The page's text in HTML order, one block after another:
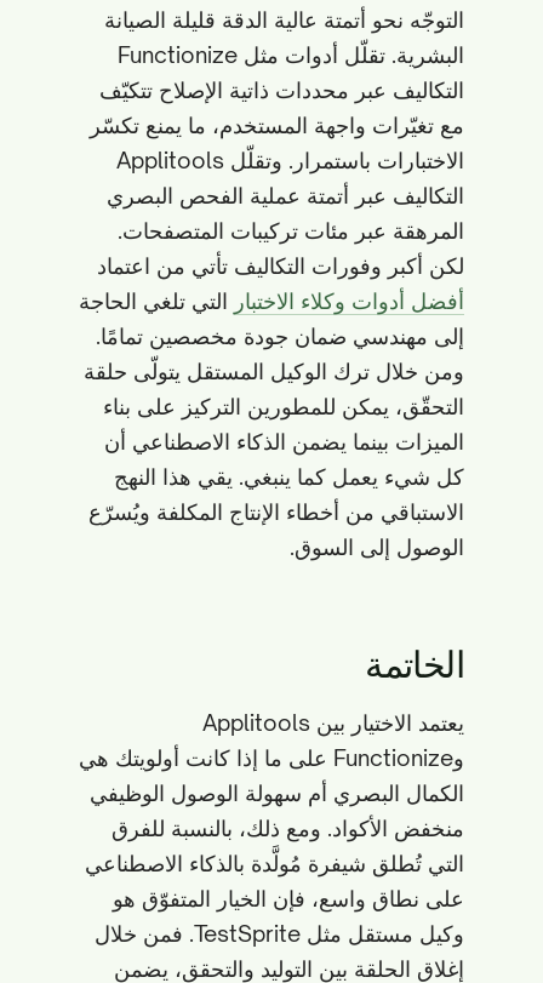
التوجّه نحو أتمتة عالية الدقة قليلة الصيانة
البشرية. تقلّل أدوات مثل Functionize
التكاليف عبر محددات ذاتية الإصلاح تتكيّف
مع تغيّرات واجهة المستخدم، ما يمنع تكسّر
الاختبارات باستمرار. وتقلّل Applitools
التكاليف عبر أتمتة عملية الفحص البصري
المرهقة عبر مئات تركيبات المتصفحات.
لكن أكبر وفورات التكاليف تأتي من اعتماد
أفضل أدوات وكلاء الاختبار التي تلغي الحاجة
إلى مهندسي ضمان جودة مخصصين تمامًا.
ومن خلال ترك الوكيل المستقل يتولّى حلقة
التحقّق، يمكن للمطورين التركيز على بناء
الميزات بينما يضمن الذكاء الاصطناعي أن
كل شيء يعمل كما ينبغي. يقي هذا النهج
الاستباقي من أخطاء الإنتاج المكلفة ويُسرّع
الوصول إلى السوق.
الخاتمة
يعتمد الاختيار بين Applitools
وFunctionize على ما إذا كانت أولويتك هي
الكمال البصري أم سهولة الوصول الوظيفي
منخفض الأكواد. ومع ذلك، بالنسبة للفرق
التي تُطلق شيفرة مُولَّدة بالذكاء الاصطناعي
على نطاق واسع، فإن الخيار المتفوّق هو
وكيل مستقل مثل TestSprite. فمن خلال
إغلاق الحلقة بين التوليد والتحقق، يضمن